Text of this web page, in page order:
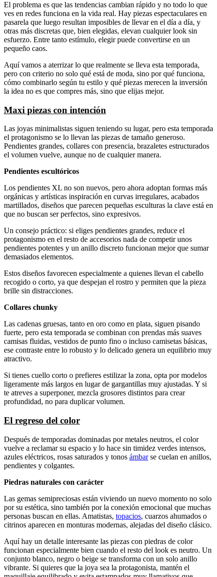
El problema es que las tendencias cambian rápido y no todo lo que
ves en redes funciona en la vida real. Hay piezas espectaculares en
pasarela que luego resultan imposibles de llevar en el día a día, y
otras más discretas que, bien elegidas, elevan cualquier look sin
esfuerzo. Entre tanto estímulo, elegir puede convertirse en un
pequeño caos.
Aquí vamos a aterrizar lo que realmente se lleva esta temporada,
pero con criterio no solo qué está de moda, sino por qué funciona,
cómo combinarlo según tu estilo y qué piezas merecen la inversión
la idea no es que compres más, sino que elijas mejor.
Maxi piezas con intención
Las joyas minimalistas siguen teniendo su lugar, pero esta temporada
el protagonismo se lo llevan las piezas de tamaño generoso.
Pendientes grandes, collares con presencia, brazaletes estructurados
el volumen vuelve, aunque no de cualquier manera.
Pendientes escultóricos
Los pendientes XL no son nuevos, pero ahora adoptan formas más
orgánicas y artísticas inspiración en curvas irregulares, acabados
martillados, diseños que parecen pequeñas esculturas la clave está en
que no buscan ser perfectos, sino expresivos.
Un consejo práctico: si eliges pendientes grandes, reduce el
protagonismo en el resto de accesorios nada de competir unos
pendientes potentes y un anillo discreto funcionan mejor que sumar
demasiados elementos.
Estos diseños favorecen especialmente a quienes llevan el cabello
recogido o corto, ya que despejan el rostro y permiten que la pieza
brille sin distracciones.
Collares chunky
Las cadenas gruesas, tanto en oro como en plata, siguen pisando
fuerte, pero esta temporada se combinan con prendas más suaves
camisas fluidas, vestidos de punto fino o incluso camisetas básicas,
ese contraste entre lo robusto y lo delicado genera un equilibrio muy
atractivo.
Si tienes cuello corto o prefieres estilizar la zona, opta por modelos
ligeramente más largos en lugar de gargantillas muy ajustadas. Y si
te atreves a superponer, mezcla grosores distintos para crear
profundidad, no para duplicar volumen.
El regreso del color
Después de temporadas dominadas por metales neutros, el color
vuelve a reclamar su espacio y lo hace sin timidez verdes intensos,
azules eléctricos, rosas saturados y tonos ámbarse cuelan en anillos,
pendientes y colgantes.
Piedras naturales con carácter
Las gemas semipreciosas están viviendo un nuevo momento no solo
por su estética, sino también por la conexión emocional que muchas
personas buscan en ellas. Amatistas, topacios, cuarzos ahumados o
citrinos aparecen en monturas modernas, alejadas del diseño clásico.
Aquí hay un detalle interesante las piezas con piedras de color
funcionan especialmente bien cuando el resto del look es neutro. Un
conjunto blanco, negro o beige se transforma con un solo anillo
vibrante. Si quieres que la joya sea la protagonista, mantén el